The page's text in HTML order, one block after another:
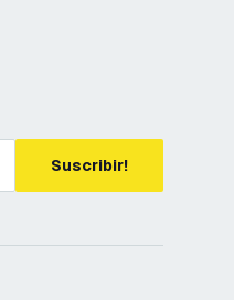
Suscribir!